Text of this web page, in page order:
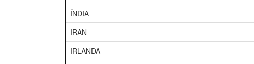
ÍNDIA
IRAN
IRLANDA